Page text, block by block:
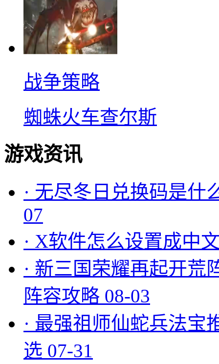
战争策略
蜘蛛火车查尔斯
游戏资讯
· 无尽冬日兑换码是什
07
· X软件怎么设置成中
· 新三国荣耀再起开荒
阵容攻略 08-03
· 最强祖师仙蛇兵法宝
选 07-31